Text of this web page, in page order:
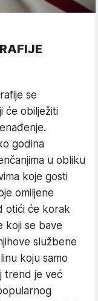
se
će obilježiti
godina
u obliku
koje gosti
omiljene
otići će korak
koji se bave
službene
koju samo
trend je već